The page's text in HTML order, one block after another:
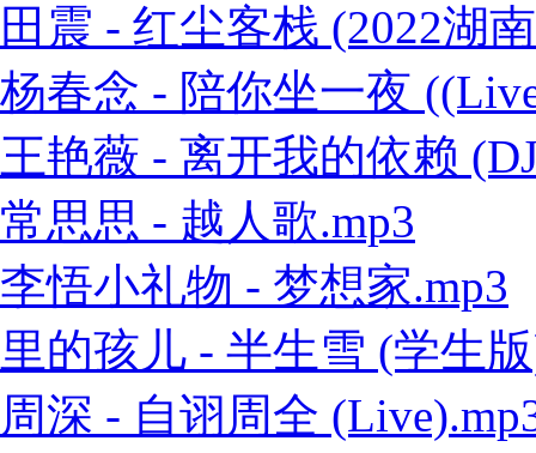
田震 - 红尘客栈 (2022湖
杨春念 - 陪你坐一夜
王艳薇 - 离开我的依赖
常思思 - 越人歌.mp3
李悟小礼物 - 梦想家.mp3
里的孩儿 - 半生雪 (学生
周深 - 自诩周全